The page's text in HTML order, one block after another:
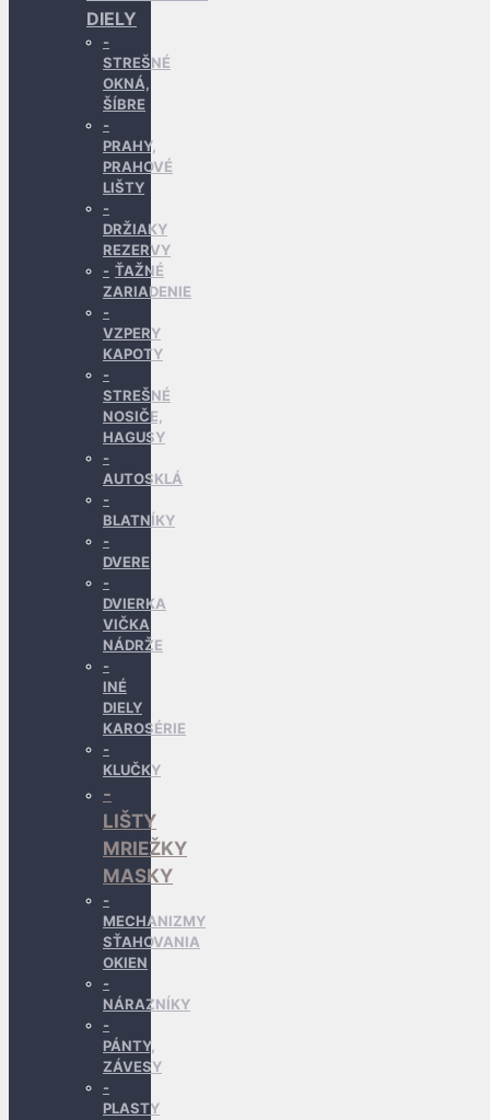
DIELY
STREŠNÉ
OKNÁ,
ŠÍBRE
PRAHY,
PRAHOVÉ
LIŠTY
DRŽIAKY
REZERVY
ŤAŽNÉ
ZARIADENIE
VZPERY
KAPOTY
STREŠNÉ
NOSIČE,
HAGUSY
AUTOSKLÁ
BLATNÍKY
DVERE
DVIERKA
VIČKA
NÁDRŽE
INÉ
DIELY
KAROSÉRIE
KLUČKY
LIŠTY
MRIEŽKY
MASKY
MECHANIZMY
SŤAHOVANIA
OKIEN
NÁRAZNÍKY
PÁNTY,
ZÁVESY
PLASTY